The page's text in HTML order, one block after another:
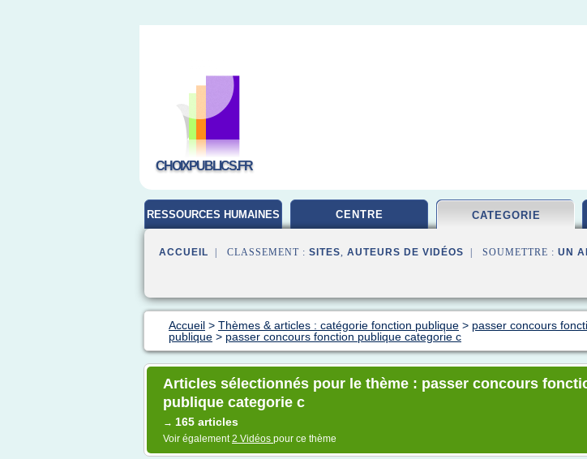
CHOIXPUBLICS.FR
RESSOURCES HUMAINES CENTRE CATEGORIE
ACCUEIL | CLASSEMENT : SITES, AUTEURS DE VIDÉOS | SOUMETTRE : UN
Accueil > Thèmes & articles : catégorie fonction publique > passer concours
publique > passer concours fonction publique categorie c
Articles sélectionnés pour le thème : passer concours
publique categorie c
→ 165 articles
Voir également2 Vidéos pour ce thème